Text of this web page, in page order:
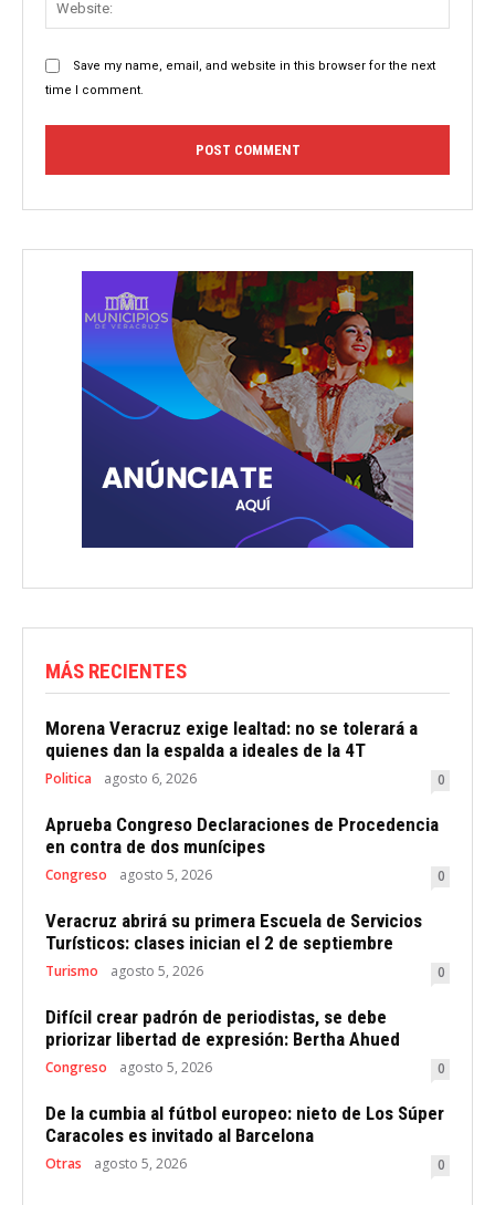
Save my name, email, and website in this browser for the next
time I comment.
MÁS RECIENTES
Morena Veracruz exige lealtad: no se tolerará a
quienes dan la espalda a ideales de la 4T
Politica agosto 6, 2026 0
Aprueba Congreso Declaraciones de Procedencia
en contra de dos munícipes
Congreso agosto 5, 2026 0
Veracruz abrirá su primera Escuela de Servicios
Turísticos: clases inician el 2 de septiembre
Turismo agosto 5, 2026 0
Difícil crear padrón de periodistas, se debe
priorizar libertad de expresión: Bertha Ahued
Congreso agosto 5, 2026 0
De la cumbia al fútbol europeo: nieto de Los Súper
Caracoles es invitado al Barcelona
Otras agosto 5, 2026 0